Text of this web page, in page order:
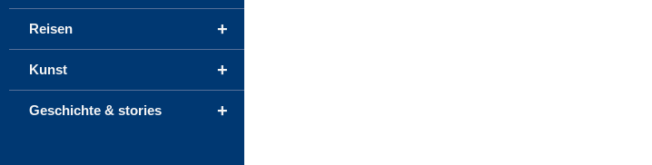
+
Reisen
+
Kunst
+
Geschichte & stories